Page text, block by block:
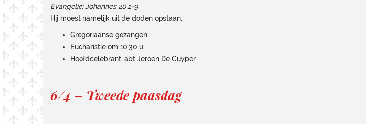
Evangelie: Johannes 20,1-9
Hij moest namelijk uit de doden opstaan.
Gregoriaanse gezangen.
Eucharistie om 10.30 u.
Hoofdcelebrant: abt Jeroen De Cuyper
6/4 – Tweede paasdag